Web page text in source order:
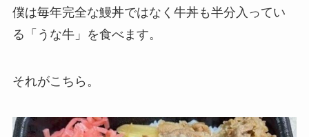
僕は毎年完全な鰻丼ではなく牛丼も半分入ってい
る「うな牛」を食べます。
それがこちら。